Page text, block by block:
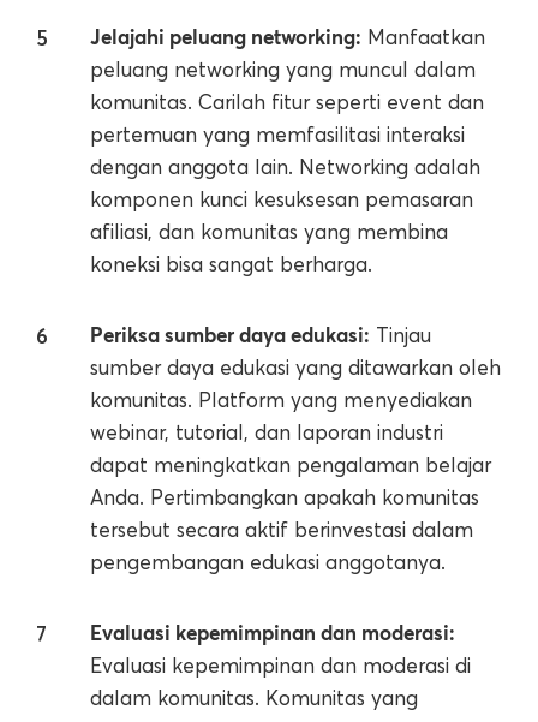
Jelajahi peluang networking: Manfaatkan
peluang networking yang muncul dalam
komunitas. Carilah fitur seperti event dan
pertemuan yang memfasilitasi interaksi
dengan anggota lain. Networking adalah
komponen kunci kesuksesan pemasaran
afiliasi, dan komunitas yang membina
koneksi bisa sangat berharga.
Periksa sumber daya edukasi: Tinjau
sumber daya edukasi yang ditawarkan oleh
komunitas. Platform yang menyediakan
webinar, tutorial, dan laporan industri
dapat meningkatkan pengalaman belajar
Anda. Pertimbangkan apakah komunitas
tersebut secara aktif berinvestasi dalam
pengembangan edukasi anggotanya.
Evaluasi kepemimpinan dan moderasi:
Evaluasi kepemimpinan dan moderasi di
dalam komunitas. Komunitas yang